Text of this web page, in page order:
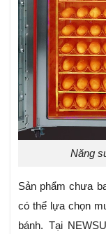
Năng
Sản phẩm chưa
có thể lựa chọn
bánh. Tại